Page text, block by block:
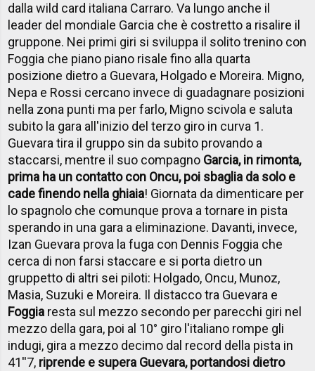
dalla wild card italiana Carraro. Va lungo anche il
leader del mondiale Garcia che è costretto a risalire il
gruppone. Nei primi giri si sviluppa il solito trenino con
Foggia che piano piano risale fino alla quarta
posizione dietro a Guevara, Holgado e Moreira. Migno,
Nepa e Rossi cercano invece di guadagnare posizioni
nella zona punti ma per farlo, Migno scivola e saluta
subito la gara all'inizio del terzo giro in curva 1.
Guevara tira il gruppo sin da subito provando a
staccarsi, mentre il suo compagno Garcia, in rimonta,
prima ha un contatto con Oncu, poi sbaglia da solo e
cade finendo nella ghiaia! Giornata da dimenticare per
lo spagnolo che comunque prova a tornare in pista
sperando in una gara a eliminazione. Davanti, invece,
Izan Guevara prova la fuga con Dennis Foggia che
cerca di non farsi staccare e si porta dietro un
gruppetto di altri sei piloti: Holgado, Oncu, Munoz,
Masia, Suzuki e Moreira. Il distacco tra Guevara e
Foggia resta sul mezzo secondo per parecchi giri nel
mezzo della gara, poi al 10° giro l'italiano rompe gli
indugi, gira a mezzo decimo dal record della pista in
41''7, riprende e supera Guevara, portandosi dietro